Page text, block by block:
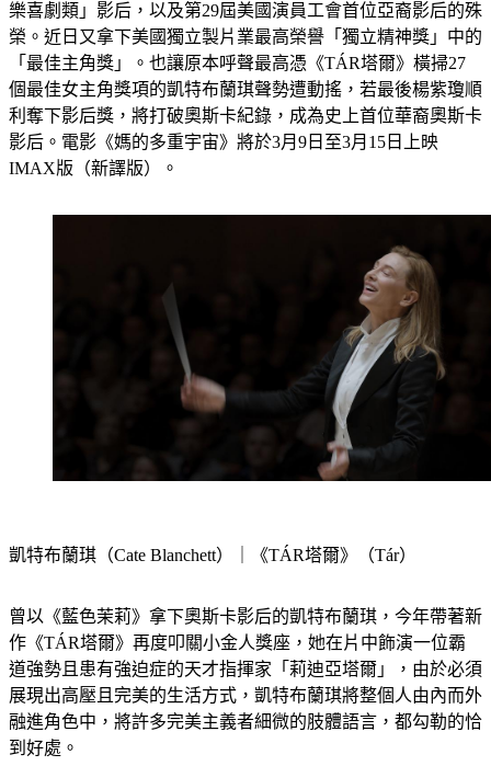
樂喜劇類」影后，以及第29屆美國演員工會首位亞裔影后的殊
榮。近日又拿下美國獨立製片業最高榮譽「獨立精神獎」中的
「最佳主角獎」。也讓原本呼聲最高憑《TÁR塔爾》橫掃27
個最佳女主角獎項的凱特布蘭琪聲勢遭動搖，若最後楊紫瓊順
利奪下影后獎，將打破奧斯卡紀錄，成為史上首位華裔奧斯卡
影后。電影《媽的多重宇宙》將於3月9日至3月15日上映
IMAX版（新譯版）。
凱特布蘭琪（Cate Blanchett）｜《TÁR塔爾》（Tár）
曾以《藍色茉莉》拿下奧斯卡影后的凱特布蘭琪，今年帶著新
作《TÁR塔爾》再度叩關小金人獎座，她在片中飾演一位霸
道強勢且患有強迫症的天才指揮家「莉迪亞塔爾」，由於必須
展現出高壓且完美的生活方式，凱特布蘭琪將整個人由內而外
融進角色中，將許多完美主義者細微的肢體語言，都勾勒的恰
到好處。